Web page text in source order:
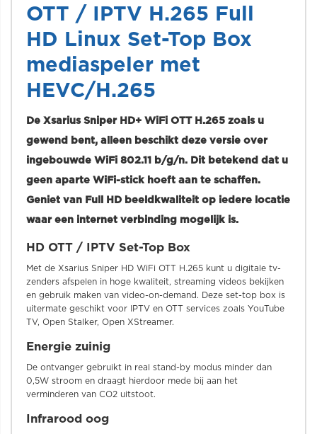
OTT / IPTV H.265 Full
HD Linux Set-Top Box
mediaspeler met
HEVC/H.265
De Xsarius Sniper HD+ WiFi OTT H.265 zoals u
gewend bent, alleen beschikt deze versie over
ingebouwde WiFi 802.11 b/g/n. Dit betekend dat u
geen aparte WiFi-stick hoeft aan te schaffen.
Geniet van Full HD beeldkwaliteit op iedere locatie
waar een internet verbinding mogelijk is.
HD OTT / IPTV Set-Top Box
Met de Xsarius Sniper HD WiFi OTT H.265 kunt u digitale tv-
zenders afspelen in hoge kwaliteit, streaming videos bekijken
en gebruik maken van video-on-demand. Deze set-top box is
uitermate geschikt voor IPTV en OTT services zoals YouTube
TV, Open Stalker, Open XStreamer.
Energie zuinig
De ontvanger gebruikt in real stand-by modus minder dan
0,5W stroom en draagt hierdoor mede bij aan het
verminderen van CO2 uitstoot.
Infrarood oog